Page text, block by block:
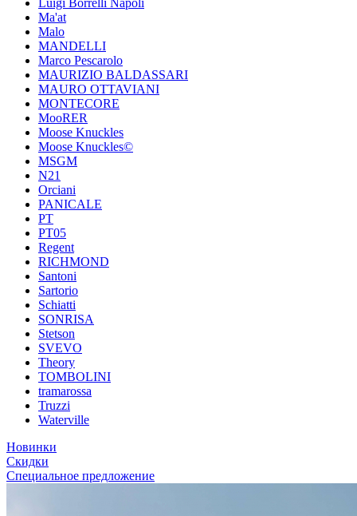
Luigi Borrelli Napoli
Ma'at
Malo
MANDELLI
Marco Pescarolo
MAURIZIO BALDASSARI
MAURO OTTAVIANI
MONTECORE
MooRER
Moose Knuckles
Moose Knuckles©️
MSGM
N21
Orciani
PANICALE
PT
PT05
Regent
RICHMOND
Santoni
Sartorio
Schiatti
SONRISA
Stetson
SVEVO
Theory
TOMBOLINI
tramarossa
Truzzi
Waterville
Новинки
Скидки
Специальное предложение